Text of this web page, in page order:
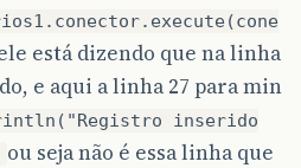
está dizendo que na linha
e aqui a linha 27 para min
inserido
ou seja não é essa linha que